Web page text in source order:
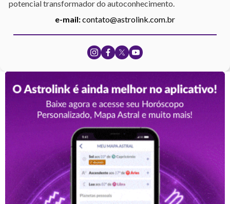
potencial transformador do autoconhecimento.
e-mail:contato@astrolink.com.br